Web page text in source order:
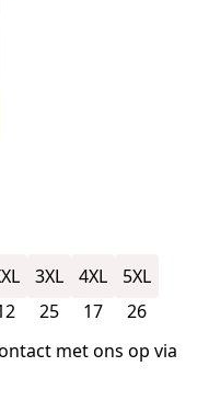
3XL
25
4XL
17
5XL
26
met ons op via